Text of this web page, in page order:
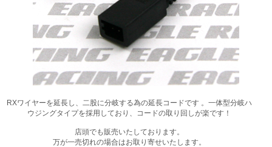
RXワイヤーを延長し、二股に分岐する為の延長コードです 。一体型分岐ハ
ウジングタイプを採用しており、コードの取り回しが楽です！
店頭でも販売いたしております。
万が一売切れの場合はお取り寄せいたします。